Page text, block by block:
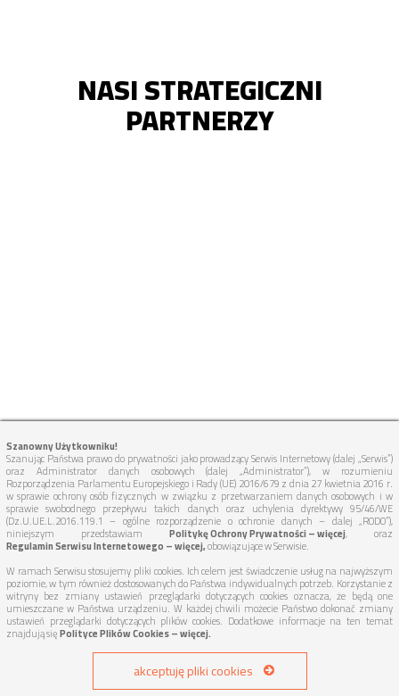
NASI STRATEGICZNI
PARTNERZY
Szanowny Użytkowniku!
Szanując Państwa prawo do prywatności jako prowadzący Serwis Internetowy (dalej „Serwis”)
oraz Administrator danych osobowych (dalej „Administrator”), w rozumieniu
Rozporządzenia Parlamentu Europejskiego i Rady (UE) 2016/679 z dnia 27 kwietnia 2016 r.
w sprawie ochrony osób fizycznych w związku z przetwarzaniem danych osobowych i w
sprawie swobodnego przepływu takich danych oraz uchylenia dyrektywy 95/46/WE
(Dz.U.UE.L.2016.119.1 – ogólne rozporządzenie o ochronie danych – dalej „RODO”),
niniejszym przedstawiam Politykę Ochrony Prywatności – więcej, oraz
Regulamin Serwisu Internetowego – więcej,obowiązujące w Serwisie.
W ramach Serwisu stosujemy pliki cookies. Ich celem jest świadczenie usług na najwyższym
poziomie, w tym również dostosowanych do Państwa indywidualnych potrzeb. Korzystanie z
witryny bez zmiany ustawień przeglądarki dotyczących cookies oznacza, że będą one
umieszczane w Państwa urządzeniu. W każdej chwili możecie Państwo dokonać zmiany
ustawień przeglądarki dotyczących plików cookies. Dodatkowe informacje na ten temat
znajdują sięPolityce Plików Cookies – więcej.
akceptuję pliki cookies